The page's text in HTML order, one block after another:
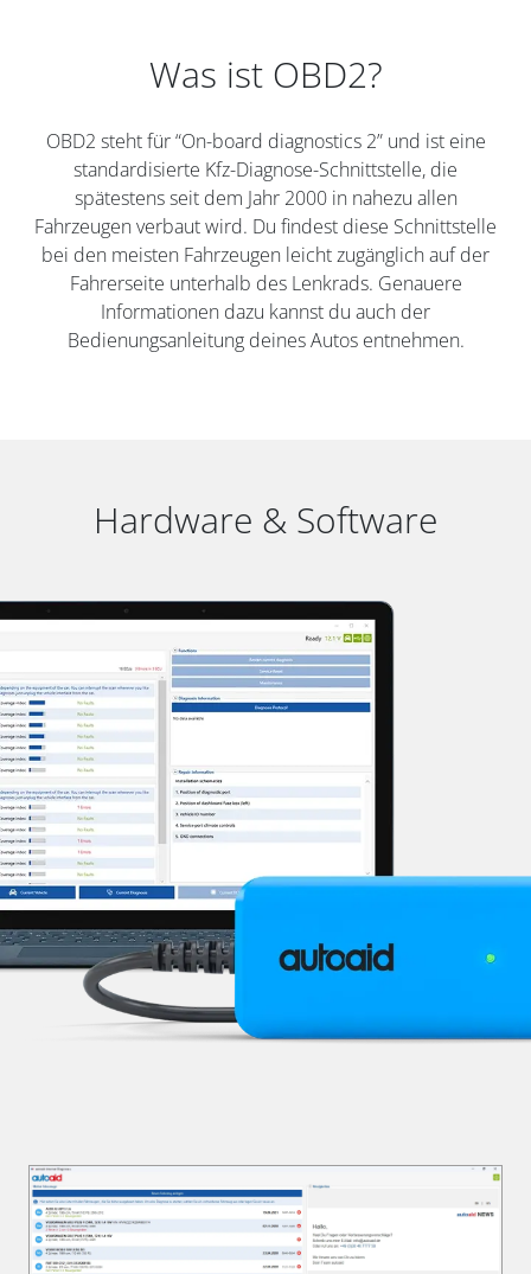
Was ist OBD2?
OBD2 steht für “On-board diagnostics 2” und ist eine
standardisierte Kfz-Diagnose-Schnittstelle, die
spätestens seit dem Jahr 2000 in nahezu allen
Fahrzeugen verbaut wird. Du findest diese Schnittstelle
bei den meisten Fahrzeugen leicht zugänglich auf der
Fahrerseite unterhalb des Lenkrads. Genauere
Informationen dazu kannst du auch der
Bedienungsanleitung deines Autos entnehmen.
Hardware & Software